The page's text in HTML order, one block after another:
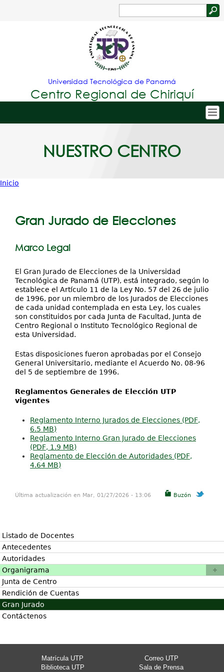
Jump to navigation
de
búsqueda
Universidad Tecnológica de Panamá
Centro Regional de Chiriquí
Nuestro Centro
Investigación
NUESTRO CENTRO
está
Inicio
Gran Jurado de Elecciones
Marco Legal
El Gran Jurado de Elecciones de la Universidad
Tecnológica de Panamá (UTP), está integrado, según lo
establece el Artículo 11 de la Ley No. 57 del 26 de julio
de 1996, por un miembro de los Jurados de Elecciones
de cada unidad contemplada en esta Ley, los cuales
son constituidos por cada Junta de Facultad, Junta de
Centro Regional o Instituto Tecnológico Regional de
esta Universidad.
Estas disposiciones fueron aprobadas por el Consejo
General Universitario, mediante el Acuerdo No. 08-96
del 5 de septiembre de 1996.
Reglamentos Generales de Elección UTP
vigentes
Reglamento Interno Jurados de Elecciones (PDF,
6.5 MB)
Reglamento Interno Gran Jurado de Elecciones
(PDF, 1.9 MB)
Reglamento de Elección de Autoridades (PDF,
4.64 MB)
Buzón
Última actualización en Mar, 01/27/2026 - 13:06
Listado de Docentes
Antecedentes
Autoridades
Organigrama
Junta de Centro
Rendición de Cuentas
Gran Jurado
Contáctenos
Matrícula UTP
Correo UTP
Biblioteca UTP
Sala de Prensa